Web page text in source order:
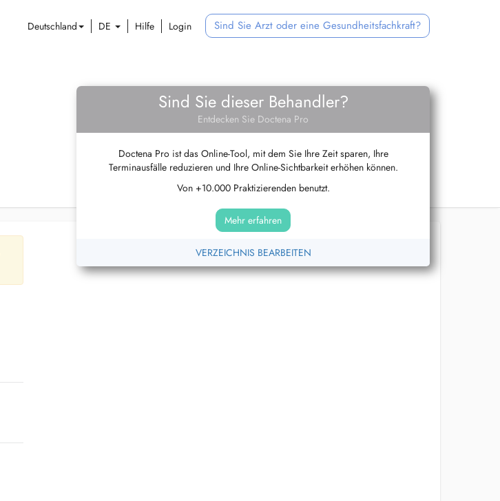
Deutschland DE Hilfe Login Sind Sie Arzt oder eine Gesundheitsfachkraft?
Sind Sie dieser Behandler?
Entdecken Sie Doctena Pro
Doctena Pro ist das Online-Tool, mit dem Sie Ihre Zeit sparen, Ihre
Terminausfälle reduzieren und Ihre Online-Sichtbarkeit erhöhen können.
Von +10.000 Praktizierenden benutzt.
Mehr erfahren
VERZEICHNIS BEARBEITEN